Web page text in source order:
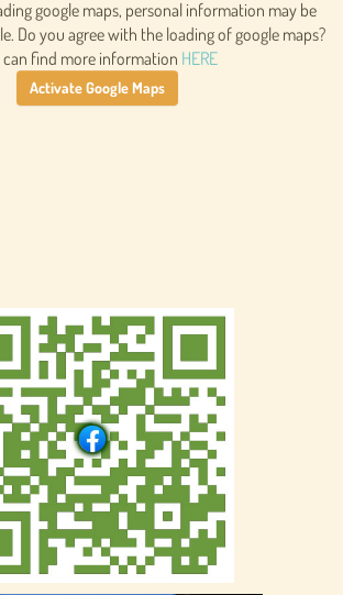
google maps, personal information may be
Do you agree with the loading of google maps?
can find more information HERE